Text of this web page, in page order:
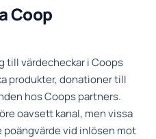
Coop
till värdecheckar i Coops
produkter, donationer till
hos Coops partners.
oavsett kanal, men vissa
poängvärde vid inlösen mot